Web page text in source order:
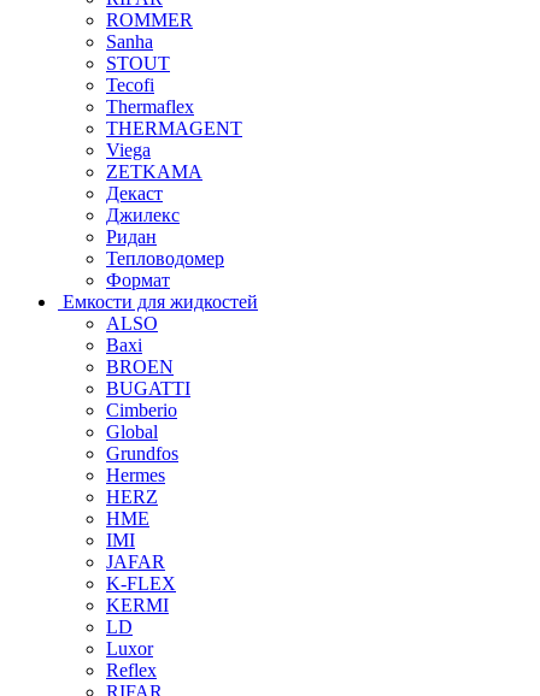
ROMMER
Sanha
STOUT
Tecofi
Thermaflex
THERMAGENT
Viega
ZETKAMA
Декаст
Джилекс
Ридан
Тепловодомер
Формат
Емкости для жидкостей
ALSO
Baxi
BROEN
BUGATTI
Cimberio
Global
Grundfos
Hermes
HERZ
HME
IMI
JAFAR
K-FLEX
KERMI
LD
Luxor
Reflex
RIFAR